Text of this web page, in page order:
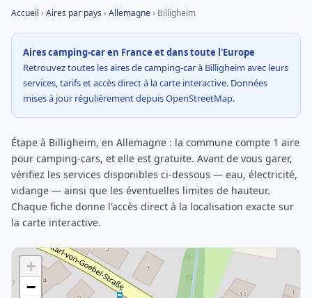
Accueil › Aires par pays› Allemagne› Billigheim
Aires camping-car en France et dans toute l'Europe
Retrouvez toutes les aires de camping-car à Billigheim avec leurs
services, tarifs et accès direct à la carte interactive. Données
mises à jour régulièrement depuis OpenStreetMap.
Étape à Billigheim, en Allemagne : la commune compte 1 aire
pour camping-cars, et elle est gratuite. Avant de vous garer,
vérifiez les services disponibles ci-dessous — eau, électricité,
vidange — ainsi que les éventuelles limites de hauteur.
Chaque fiche donne l'accès direct à la localisation exacte sur
la carte interactive.
+
−